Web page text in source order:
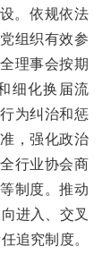
。依规依法
组织有效参
理事会按期
细化换届流
为纠治和惩
，强化政治
行业协会商
制度。推动
进入、交叉
追究制度。